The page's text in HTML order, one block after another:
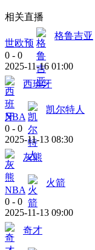
相关直播
世欧预
格鲁吉亚
0 - 0
2025-11-16 01:00
西班牙
NBA
凯尔特人
0 - 0
2025-11-13 08:30
灰熊
NBA
火箭
0 - 0
2025-11-13 09:00
奇才